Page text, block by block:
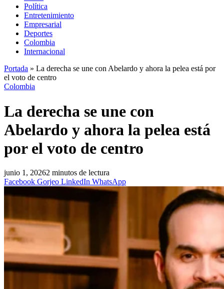
Política
Entretenimiento
Empresarial
Deportes
Colombia
Internacional
Portada » La derecha se une con Abelardo y ahora la pelea está por
el voto de centro
Colombia
La derecha se une con
Abelardo y ahora la pelea está
por el voto de centro
junio 1, 20262 minutos de lectura
Facebook Gorjeo LinkedIn WhatsApp